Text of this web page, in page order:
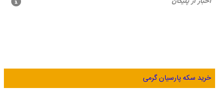
خرید سکه پارسیان گرمی